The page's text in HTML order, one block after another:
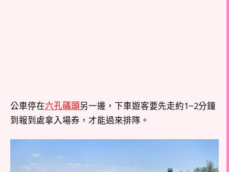
公車停在六孔碼頭另一邊，下車遊客要先走約1~2分鐘
到報到處拿入場券，才能過來排隊。